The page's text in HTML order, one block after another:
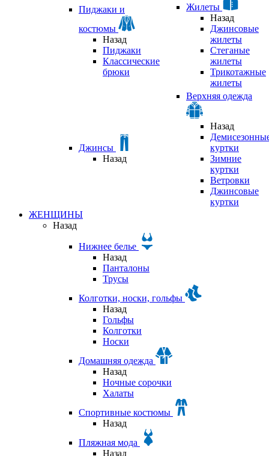
Пиджаки и
костюмы
Назад
Пиджаки
Классические
брюки
Жилеты
Назад
Джинсовые
жилеты
Стеганые
жилеты
Трикотажные
жилеты
Джинсы
Назад
Верхняя одежда
Назад
куртки
Зимние
куртки
Ветровки
Джинсовые
куртки
ЖЕНЩИНЫ
Назад
Нижнее белье
Назад
Панталоны
Трусы
Колготки, носки, гольфы
Назад
Гольфы
Колготки
Носки
Домашняя одежда
Назад
Ночные сорочки
Халаты
Спортивные костюмы
Назад
Пляжная мода
Назад